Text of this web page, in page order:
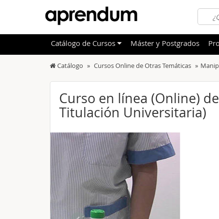
OFERTAS DESTACADAS
CURSOS MÁS VALORADOS
Idiomas
Catálogo Cursos Online de Otras Temáticas
Curso en línea (Online)
Titulación Universitaria)
Catálogo de Cursos Máster y Postgrados